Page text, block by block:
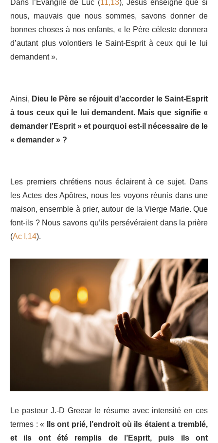
Dans l’Evangile de Luc (11,13), Jésus enseigne que si
nous, mauvais que nous sommes, savons donner de
bonnes choses à nos enfants, « le Père céleste donnera
d’autant plus volontiers le Saint-Esprit à ceux qui le lui
demandent ».
Ainsi, Dieu le Père se réjouit d’accorder le Saint-Esprit
à tous ceux qui le lui demandent. Mais que signifie «
demander l’Esprit » et pourquoi est-il nécessaire de le
« demander » ?
Les premiers chrétiens nous éclairent à ce sujet. Dans
les Actes des Apôtres, nous les voyons réunis dans une
maison, ensemble à prier, autour de la Vierge Marie. Que
font-ils ? Nous savons qu’ils persévéraient dans la prière
(Ac I,14).
Le pasteur J.-D Greear le résume avec intensité en ces
termes : «
Ils ont prié, l’endroit où ils étaient a tremblé,
et ils ont été remplis de l’Esprit, puis ils ont